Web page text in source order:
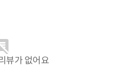
뷰가 없어요